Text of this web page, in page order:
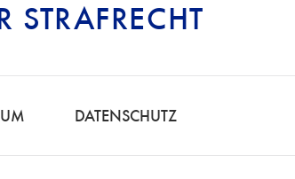
STRAFRECHT
FÜR
DATENSCHUTZ